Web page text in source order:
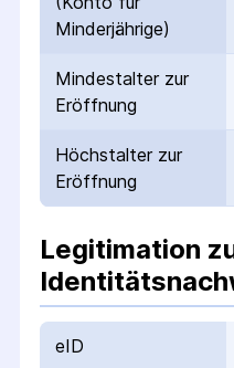
Minderjährige)
Mindestalter zur
Eröffnung
Höchstalter zur
Eröffnung
Legitimation
eID